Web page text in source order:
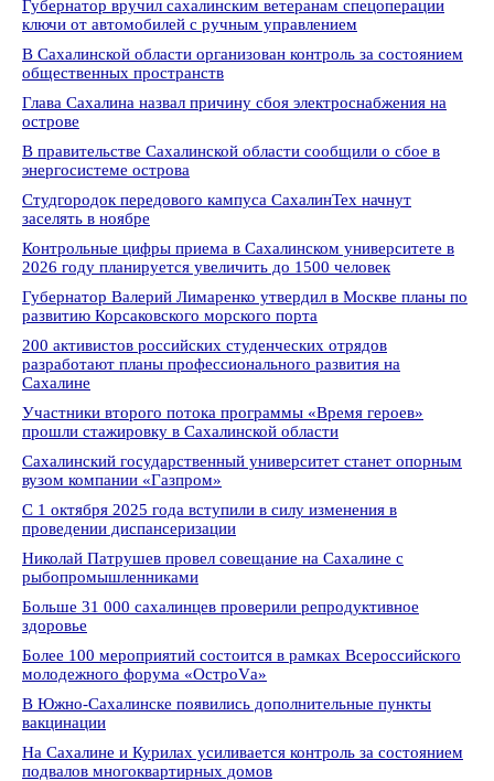
Губернатор вручил сахалинским ветеранам спецоперации
ключи от автомобилей с ручным управлением
В Сахалинской области организован контроль за состоянием
общественных пространств
Глава Сахалина назвал причину сбоя электроснабжения на
острове
В правительстве Сахалинской области сообщили о сбое в
энергосистеме острова
Студгородок передового кампуса СахалинТех начнут
заселять в ноябре
Контрольные цифры приема в Сахалинском университете в
2026 году планируется увеличить до 1500 человек
Губернатор Валерий Лимаренко утвердил в Москве планы по
развитию Корсаковского морского порта
200 активистов российских студенческих отрядов
разработают планы профессионального развития на
Сахалине
Участники второго потока программы «Время героев»
прошли стажировку в Сахалинской области
Сахалинский государственный университет станет опорным
вузом компании «Газпром»
С 1 октября 2025 года вступили в силу изменения в
проведении диспансеризации
Николай Патрушев провел совещание на Сахалине с
рыбопромышленниками
Больше 31 000 сахалинцев проверили репродуктивное
здоровье
Более 100 мероприятий состоится в рамках Всероссийского
молодежного форума «ОстроVа»
В Южно-Сахалинске появились дополнительные пункты
вакцинации
На Сахалине и Курилах усиливается контроль за состоянием
подвалов многоквартирных домов